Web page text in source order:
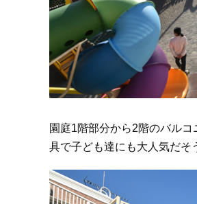
園庭1階部分から2階のバル
具で子ども達にも大人気だそ